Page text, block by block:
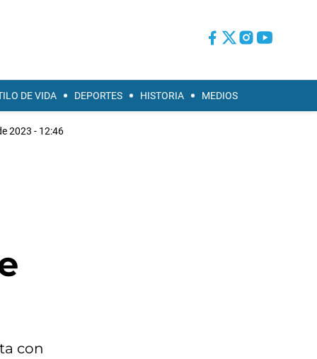
DE VIDA DEPORTES HISTORIA MEDIOS
2023 - 12:46
con